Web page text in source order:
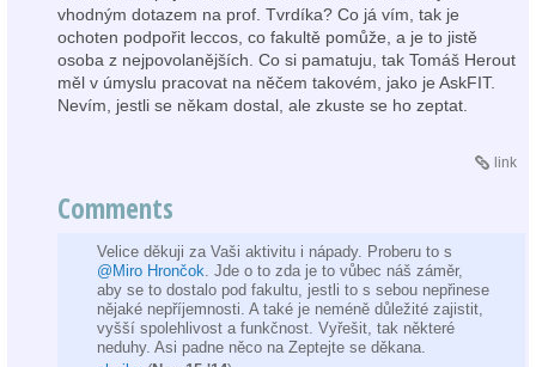
vhodným dotazem na prof. Tvrdíka? Co já vím, tak je
ochoten podpořit leccos, co fakultě pomůže, a je to jistě
osoba z nejpovolanějších. Co si pamatuju, tak Tomáš Herout
měl v úmyslu pracovat na něčem takovém, jako je AskFIT.
Nevím, jestli se někam dostal, ale zkuste se ho zeptat.
link
Comments
Velice děkuji za Vaši aktivitu i nápady. Proberu to s
@Miro Hrončok. Jde o to zda je to vůbec náš záměr,
aby se to dostalo pod fakultu, jestli to s sebou nepřinese
nějaké nepříjemnosti. A také je neméně důležité zajistit,
vyšší spolehlivost a funkčnost. Vyřešit, tak některé
neduhy. Asi padne něco na Zeptejte se děkana.